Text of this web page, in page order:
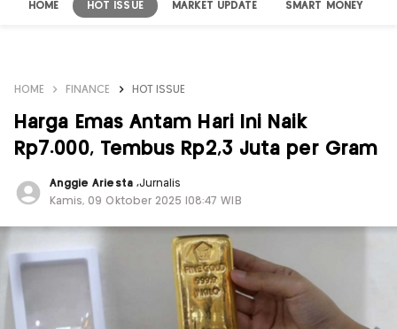
HOME HOT ISSUE MARKET UPDATE SMART MONEY
HOME FINANCE HOT ISSUE
Harga Emas Antam Hari Ini Naik
Rp7.000, Tembus Rp2,3 Juta per Gram
Anggie Ariesta ,Jurnalis
Kamis, 09 Oktober 2025 |08:47 WIB